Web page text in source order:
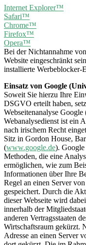
Internet Explorer™
Safari™
Chrome™
Firefox™
Opera™
Bei der Nichtannahme
Website eingeschränkt
installierte Werbeblocker-
Einsatz von Google
Soweit Sie hierzu Ihre
DSGVO erteilt haben,
Webseitenanalyse
Webanalysedienst ist ein
nach irischem Recht
Sitz in Gordon House,
(www.google.de).
Methoden, die eine
ermöglichen, wie zum
Informationen über Ihre
Regel an einen Server
gespeichert. Durch die
dieser Webseite wird
innerhalb der
anderen Vertragsstaaten
Wirtschaftsraum gekürzt.
Adresse an einen Server